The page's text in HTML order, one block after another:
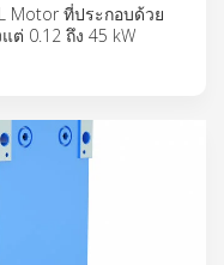
Motor ที่ประกอบด้วย
ต่ 0.12 ถึง 45 kW